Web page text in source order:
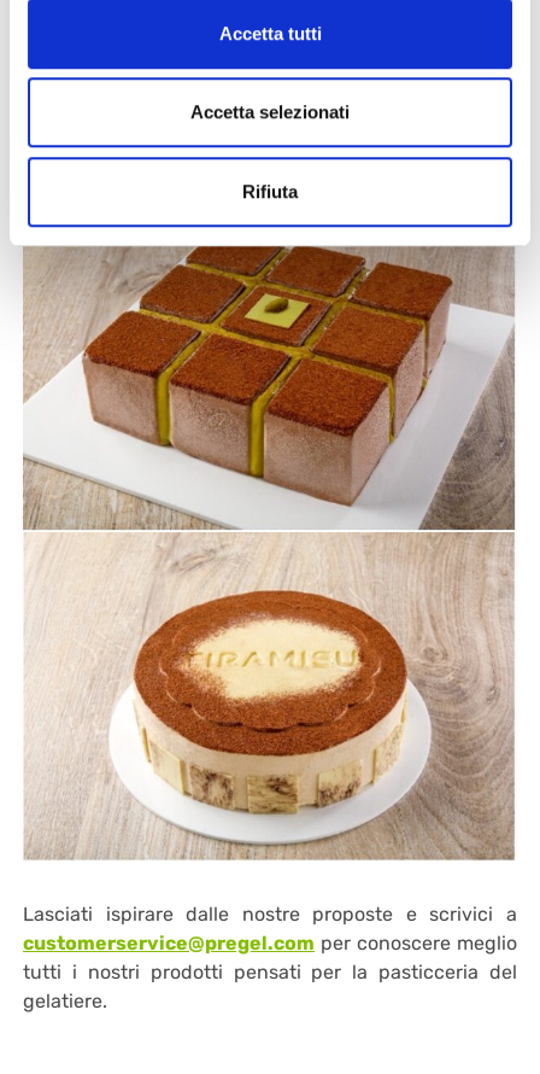
Accetta tutti
Accetta selezionati
Rifiuta
giocare con i sapori della tradizione e proporre una
Torta Gelato Tiramisù
Pasta
Classica Tiramisù Veneziano
e arricchita con
Coffee Crunchche dona gusto e
croccantezza.
Lasciati ispirare dalle nostre proposte e scrivici a
customerservice@pregel.com per conoscere meglio
tutti i nostri prodotti pensati per la pasticceria del
gelatiere.